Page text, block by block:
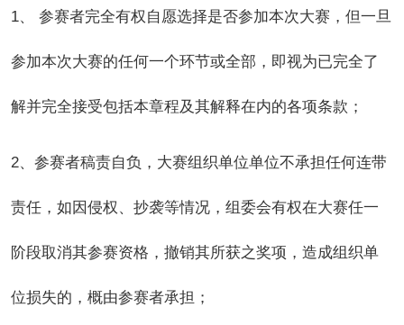
1、 参赛者完全有权自愿选择是否参加本次大赛，但一旦
参加本次大赛的任何一个环节或全部，即视为已完全了
解并完全接受包括本章程及其解释在内的各项条款；
2、参赛者稿责自负，大赛组织单位单位不承担任何连带
责任，如因侵权、抄袭等情况，组委会有权在大赛任一
阶段取消其参赛资格，撤销其所获之奖项，造成组织单
位损失的，概由参赛者承担；